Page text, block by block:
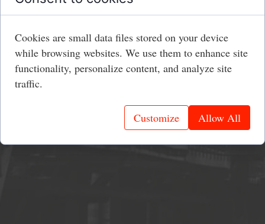
Cookies are small data files stored on your device
while browsing websites. We use them to enhance site
functionality, personalize content, and analyze site
traffic.
Customize Allow All